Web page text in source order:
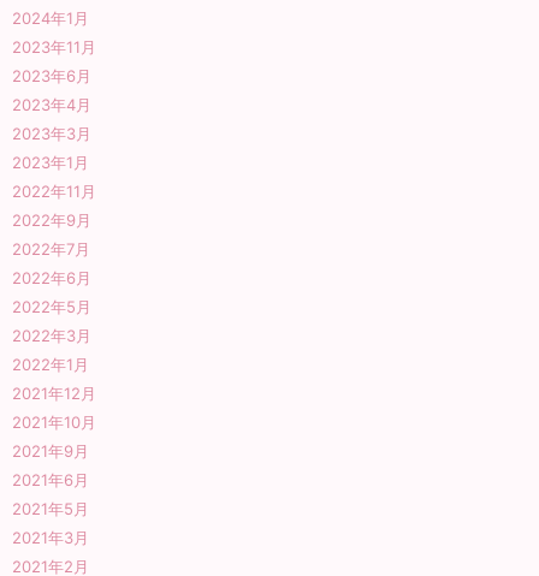
2024年1月
2023年11月
2023年6月
2023年4月
2023年3月
2023年1月
2022年11月
2022年9月
2022年7月
2022年6月
2022年5月
2022年3月
2022年1月
2021年12月
2021年10月
2021年9月
2021年6月
2021年5月
2021年3月
2021年2月